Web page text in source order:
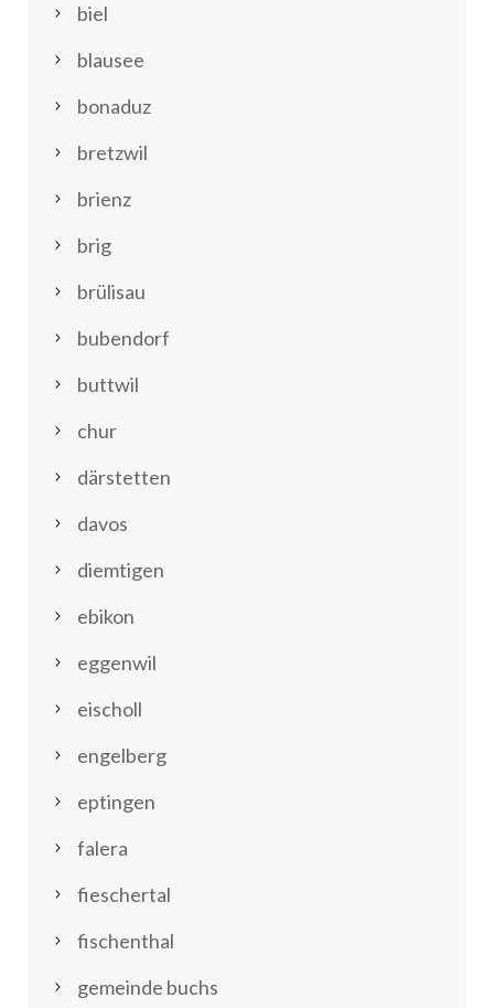
biel
blausee
bonaduz
bretzwil
brienz
brig
brülisau
bubendorf
buttwil
chur
därstetten
davos
diemtigen
ebikon
eggenwil
eischoll
engelberg
eptingen
falera
fieschertal
fischenthal
gemeinde buchs